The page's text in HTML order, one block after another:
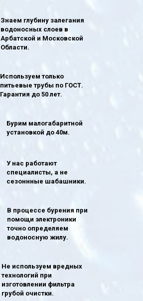
Знаем глубину залегания
водоносных слоев в
Арбатской и Московской
Области.
Используем только
питьевые трубы по ГОСТ.
Гарантия до 50 лет.
Бурим малогабаритной
установкой до 40м.
У нас работают
специалисты, а не
сезоннные шабашники.
В процессе бурения при
помощи электроники
точно определяем
водоносную жилу.
Не используем вредных
технологий при
изготовлении фильтра
грубой очистки.